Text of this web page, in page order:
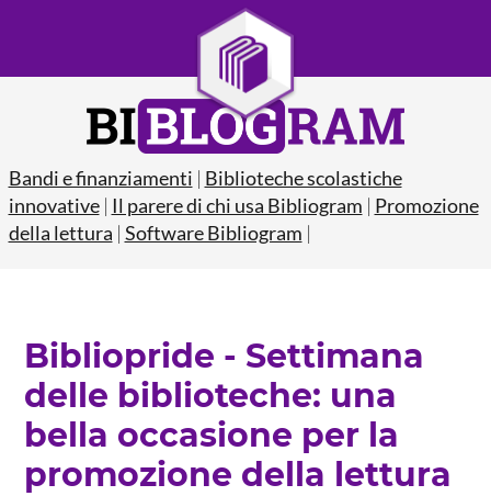
Bandi e finanziamenti | Biblioteche scolastiche
innovative| Il parere di chi usa Bibliogram | Promozione
della lettura | Software Bibliogram |
Bibliopride - Settimana
delle biblioteche: una
bella occasione per la
promozione della lettura